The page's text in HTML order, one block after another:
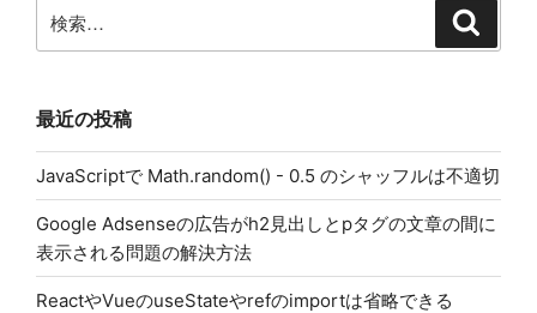
索:
最近の投稿
JavaScriptで Math.random() - 0.5 のシャッフルは不適切
Google Adsenseの広告がh2見出しとpタグの文章の間に
表示される問題の解決方法
ReactやVueのuseStateやrefのimportは省略できる